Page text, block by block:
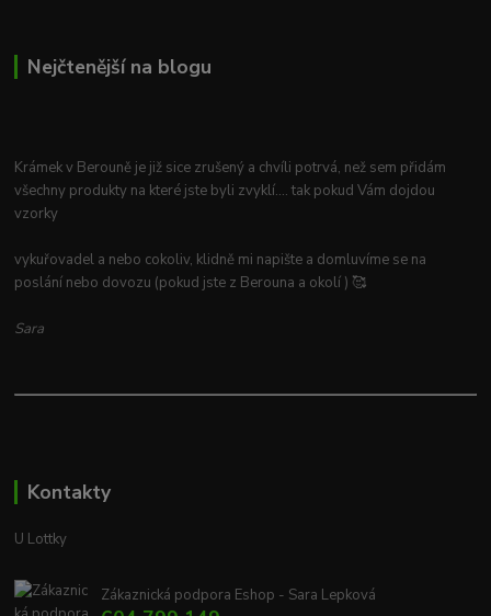
Nejčtenější na blogu
Krámek v Berouně je již sice zrušený a chvíli potrvá, než sem přidám
všechny produkty na které jste byli zvyklí.... tak pokud Vám dojdou
vzorky
vykuřovadel a nebo cokoliv, klidně mi napište a domluvíme se na
poslání nebo dovozu (pokud jste z Berouna a okolí ) 🥰
Sara
Kontakty
U Lottky
Zákaznická podpora Eshop - Sara Lepková